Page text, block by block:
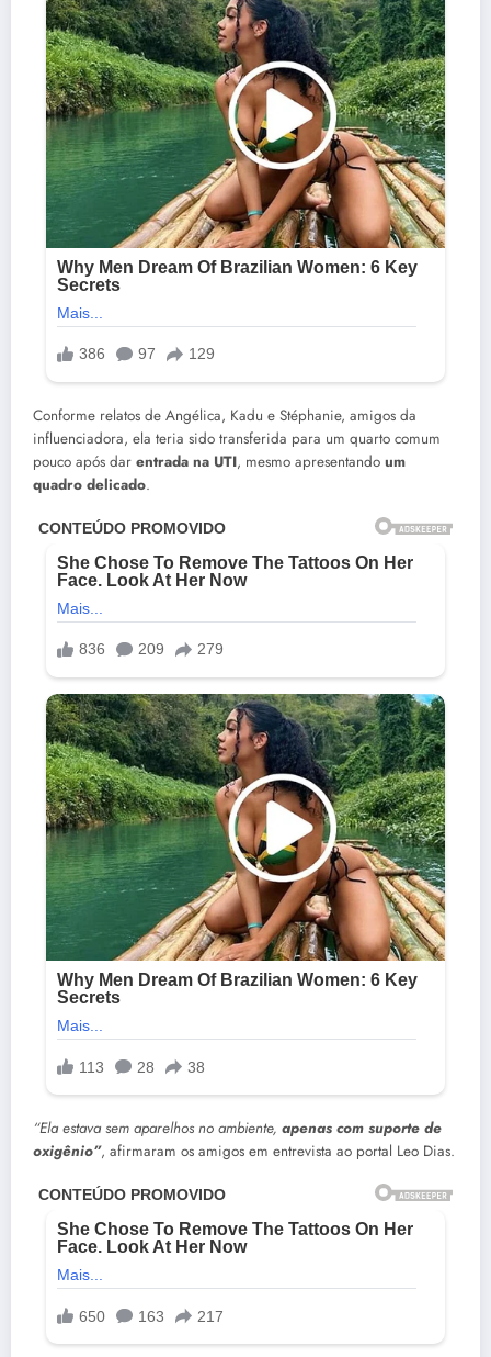
Conforme relatos de Angélica, Kadu e Stéphanie, amigos da
influenciadora, ela teria sido transferida para um quarto comum
pouco após dar entrada na UTI, mesmo apresentando um
quadro delicado.
“Ela estava sem aparelhos no ambiente, apenas com suporte de
oxigênio”, afirmaram os amigos em entrevista ao portal Leo Dias.